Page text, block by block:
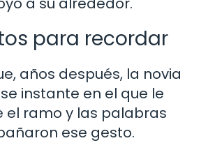
para recordar
años después, la novia
instante en el que le
el ramo y las palabras
ese gesto.